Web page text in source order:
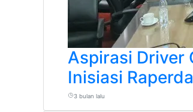
Aspirasi Driver
Inisiasi
3 bulan lalu